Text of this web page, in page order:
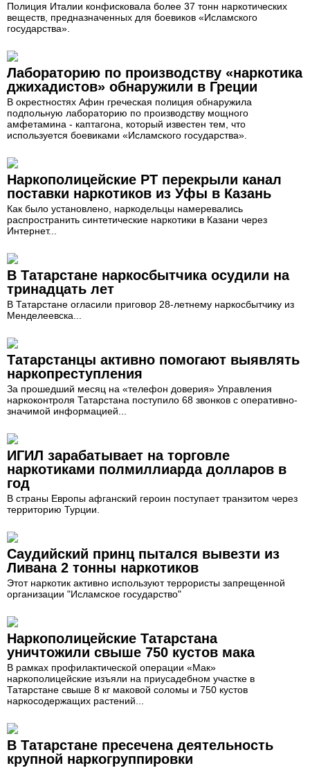
Полиция Италии конфисковала более 37 тонн наркотических
веществ, предназначенных для боевиков «Исламского
государства».
Лабораторию по производству «наркотика
джихадистов» обнаружили в Греции
В окрестностях Афин греческая полиция обнаружила
подпольную лабораторию по производству мощного
амфетамина - каптагона, который известен тем, что
используется боевиками «Исламского государства».
Наркополицейские РТ перекрыли канал
поставки наркотиков из Уфы в Казань
Как было установлено, наркодельцы намеревались
распространить синтетические наркотики в Казани через
Интернет...
В Татарстане наркосбытчика осудили на
тринадцать лет
В Татарстане огласили приговор 28-летнему наркосбытчику из
Менделеевска...
Татарстанцы активно помогают выявлять
наркопреступления
За прошедший месяц на «телефон доверия» Управления
наркоконтроля Татарстана поступило 68 звонков с оперативно-
значимой информацией...
ИГИЛ зарабатывает на торговле
наркотиками полмиллиарда долларов в
год
В страны Европы афганский героин поступает транзитом через
территорию Турции.
Саудийский принц пытался вывезти из
Ливана 2 тонны наркотиков
Этот наркотик активно используют террористы запрещенной
организации "Исламское государство"
Наркополицейские Татарстана
уничтожили свыше 750 кустов мака
В рамках профилактической операции «Мак»
наркополицейские изъяли на приусадебном участке в
Татарстане свыше 8 кг маковой соломы и 750 кустов
наркосодержащих растений...
В Татарстане пресечена деятельность
крупной наркогруппировки